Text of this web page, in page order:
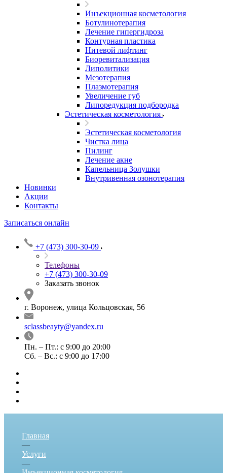
Инъекционная косметология
Ботулинотерапия
Лечение гипергидроза
Контурная пластика
Нитевой лифтинг
Биоревитализация
Липолитики
Мезотерапия
Плазмотерапия
Увеличение губ
Липоредукция подбородка
Эстетическая косметология
Эстетическая косметология
Чистка лица
Пилинг
Лечение акне
Капельница Золушки
Внутривенная озонотерапия
Новинки
Акции
Контакты
Записаться онлайн
+7 (473) 300-30-09
Телефоны
+7 (473) 300-30-09
Заказать звонок
г. Воронеж, улица Кольцовская, 56
sclassbeayty@yandex.ru
Пн. – Пт.: с 9:00 до 20:00
Сб. – Вс.: с 9:00 до 17:00
Главная
—
Услуги
—